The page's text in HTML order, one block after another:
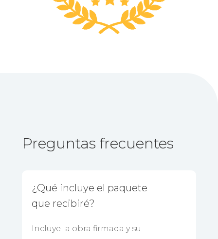
Preguntas frecuentes
¿Qué incluye el paquete
que recibiré?
Incluye la obra firmada y su